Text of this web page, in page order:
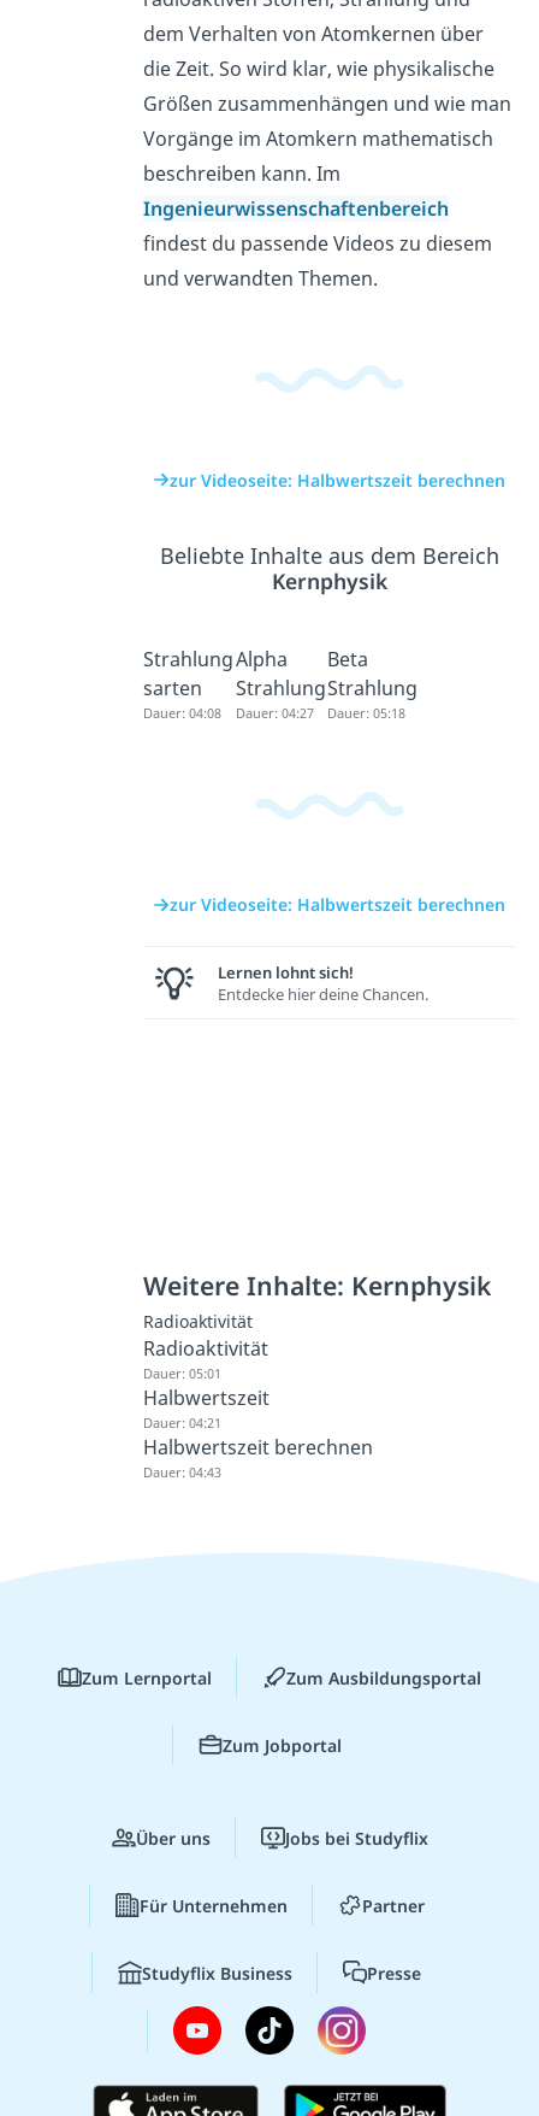
dem Verhalten von Atomkernen über
die Zeit. So wird klar, wie physikalische
Größen zusammenhängen und wie man
Vorgänge im Atomkern mathematisch
beschreiben kann. Im
Ingenieurwissenschaftenbereich
findest du passende Videos zu diesem
und verwandten Themen.
zur Videoseite: Halbwertszeit berechnen
Beliebte Inhalte aus dem Bereich
Kernphysik
Strahlung
sarten
Dauer: 04:08
Alpha
Strahlung
Dauer: 04:27
Beta
Strahlung
Dauer: 05:18
zur Videoseite: Halbwertszeit berechnen
Lernen lohnt sich!
Entdecke hier deine Chancen.
Weitere Inhalte: Kernphysik
Radioaktivität
Radioaktivität
Dauer: 05:01
Halbwertszeit
Dauer: 04:21
Halbwertszeit berechnen
Dauer: 04:43
Zum Lernportal Zum Ausbildungsportal
Zum Jobportal
Über uns Jobs bei Studyflix
Für Unternehmen Partner
Studyflix Business Presse